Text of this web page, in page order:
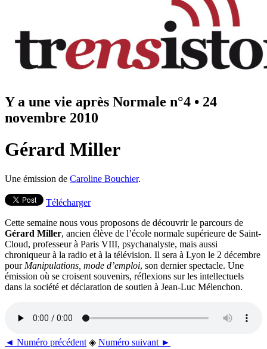
Y a une vie après Normale n°4 • 24
novembre 2010
Gérard Miller
Une émission de Caroline Bouchier.
Télécharger
Cette semaine nous vous proposons de découvrir le parcours de
Gérard Miller, ancien élève de l’école normale supérieure de Saint-
Cloud, professeur à Paris VIII, psychanalyste, mais aussi
chroniqueur à la radio et à la télévision. Il sera à Lyon le 2 décembre
pour Manipulations, mode d’emploi, son dernier spectacle. Une
émission où se croisent souvenirs, réflexions sur les intellectuels
dans la société et déclaration de soutien à Jean-Luc Mélenchon.
◄ Numéro précédent ◈ Numéro suivant ►